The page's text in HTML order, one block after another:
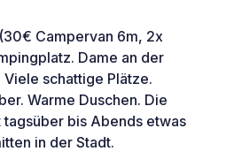
Campervan 6m, 2x
Dame an der
schattige Plätze.
Warme Duschen. Die
bis Abends etwas
in der Stadt.